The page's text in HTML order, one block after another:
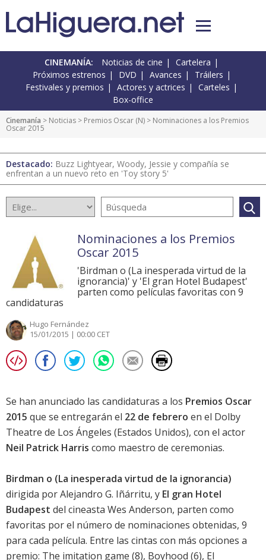
CINEMANÍA: Noticias de cine
Cartelera
Próximos estrenos
DVD Avances
Tráilers
Festivales y premios
Actores y actrices
Carteles
Box-office
Cinemanía > Noticias > Premios Oscar (N) > Nominaciones a los Premios
Oscar 2015
Destacado: Buzz Lightyear, Woody, Jessie y compañía se
enfrentan a un nuevo reto en 'Toy story 5'
Nominaciones a los Premios
Oscar 2015
'Birdman o (La inesperada virtud de la
ignorancia)' y 'El gran Hotel Budapest'
parten como películas favoritas con 9
candidaturas
Hugo Fernández
15/01/2015 | 00:00 CET
Se han anunciado las candidaturas a los Premios Oscar
2015 que se entregarán el 22 de febrero en el Dolby
Theatre de Los Ángeles (Estados Unidos), con el actor
Neil Patrick Harris como maestro de ceremonias.
Birdman o (La inesperada virtud de la ignorancia)
dirigida por Alejandro G. Iñárritu, y El gran Hotel
Budapest del cineasta Wes Anderson, parten como
favoritas por el número de nominaciones obtenidas, 9
para cada película. Entre las cintas con más opciones a
premio: The imitation game (8), Boyhood (6), El